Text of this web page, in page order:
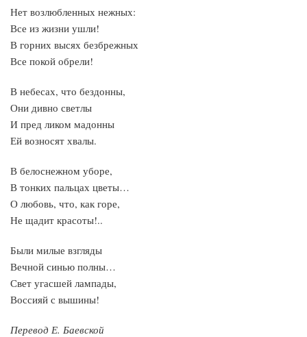
Нет возлюбленных нежных:
Все из жизни ушли!
В горних высях безбрежных
Все покой обрели!
В небесах, что бездонны,
Они дивно светлы
И пред ликом мадонны
Ей возносят хвалы.
В белоснежном уборе,
В тонких пальцах цветы…
О любовь, что, как горе,
Не щадит красоты!..
Были милые взгляды
Вечной синью полны…
Свет угасшей лампады,
Воссияй с вышины!
Перевод Е. Баевской